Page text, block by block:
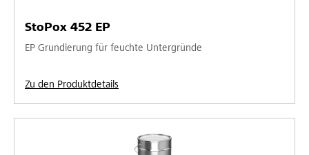
StoPox 452 EP
EP Grundierung für feuchte Untergründe
Zu den Produktdetails